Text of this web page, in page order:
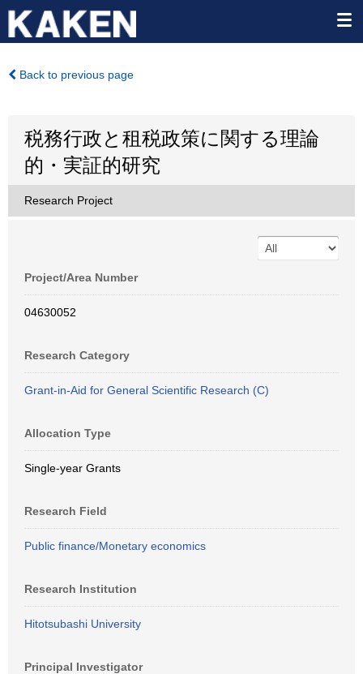
Back to previous page
税務行政と租税政策に関する理論
的・実証的研究
Research Project
Project/Area Number
04630052
Research Category
Grant-in-Aid for General Scientific Research (C)
Allocation Type
Single-year Grants
Research Field
Public finance/Monetary economics
Research Institution
Hitotsubashi University
Principal Investigator